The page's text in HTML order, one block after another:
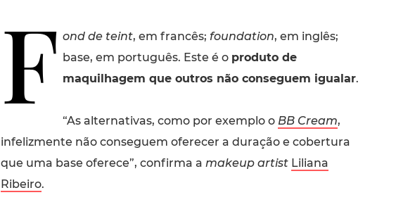
F ond de teint, em francês; foundation, em inglês;
base, em português. Este é o produto de
maquilhagem que outros não conseguem igualar.
“As alternativas, como por exemplo o BB Cream,
infelizmente não conseguem oferecer a duração e cobertura
que uma base oferece”, confirma a makeup artist Liliana
Ribeiro.